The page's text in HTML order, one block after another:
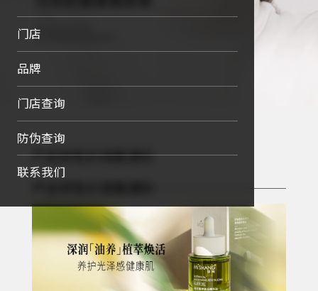
门店
品牌
门店查询
防伪查询
联系我们
产品零售价调整通知